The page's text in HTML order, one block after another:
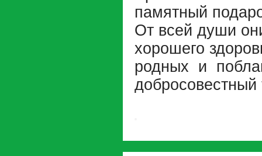
памятный
От всей души
хорошего
родных и
добросовестный